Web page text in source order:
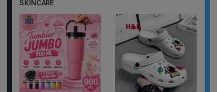
SKINCARE